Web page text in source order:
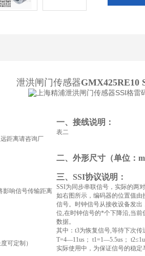
泄洪闸门传感器GMX425RE10
距离请咨询厂
影响信号传输距离
可定制）
一、接线说明：
表二
二、外形尺寸 （单位：
三、SSI协议说明：
SSI为同步串联信号，实际的两
如右图所示，编码器的位置值
信号。时钟信号从接收设备发
位,在时钟信号的*个下降沿,当
数据。
其中：t3为恢复信号,等待下次传
T=4—11us ；t1=1—5.5us ；t2≤1
实际使用中，为保证信号的稳定